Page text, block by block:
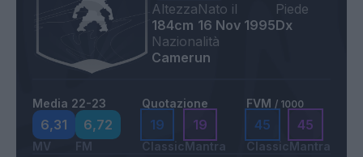
Altezza
184cm
Nato il
16 Nov 1995
Piede
Dx
Nazionalità
Camerun
Media 22-23
6,31
MV
6,72
FM
Quotazione
19
Classic
19
Mantra
FVM / 1000
45
Classic
45
Mantra